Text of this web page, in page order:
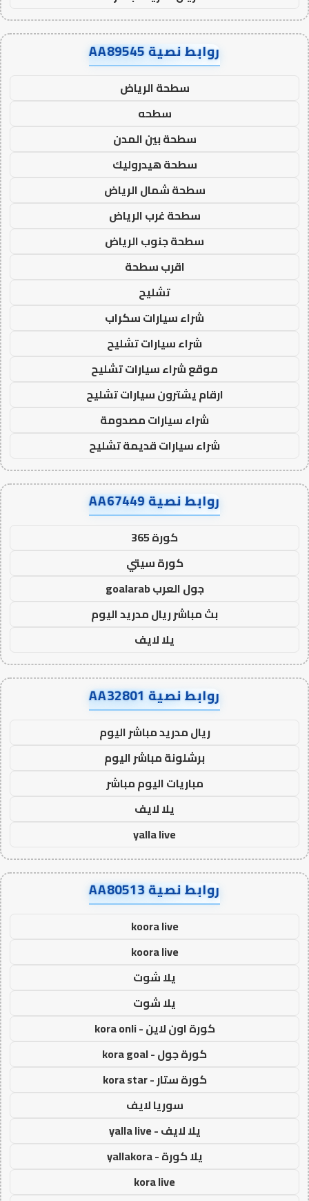
روابط نصية AA89545
سطحة الرياض
سطحه
سطحة بين المدن
سطحة هيدروليك
سطحة شمال الرياض
سطحة غرب الرياض
سطحة جنوب الرياض
اقرب سطحة
تشليح
شراء سيارات سكراب
شراء سيارات تشليح
موقع شراء سيارات تشليح
ارقام يشترون سيارات تشليح
شراء سيارات مصدومة
شراء سيارات قديمة تشليح
روابط نصية AA67449
كورة 365
كورة سيتي
جول العرب goalarab
بث مباشر ريال مدريد اليوم
يلا لايف
روابط نصية AA32801
ريال مدريد مباشر اليوم
برشلونة مباشر اليوم
مباريات اليوم مباشر
يلا لايف
yalla live
روابط نصية AA80513
koora live
koora live
يلا شوت
يلا شوت
كورة اون لاين - kora onli
كورة جول - kora goal
كورة ستار - kora star
سوريا لايف
يلا لايف - yalla live
يلا كورة - yallakora
kora live